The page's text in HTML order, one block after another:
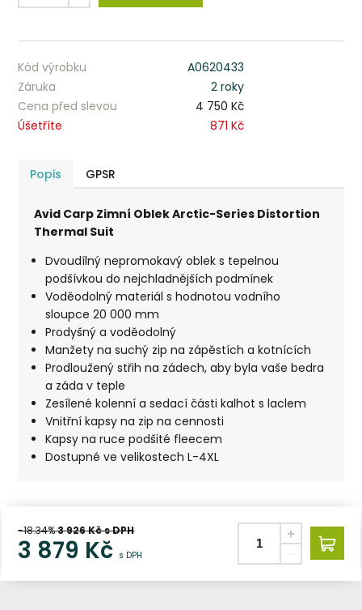
Kód výrobku
A0620433
Záruka
2 roky
Cena před slevou
4 750 Kč
Úšetříte
871 Kč
Popis GPSR
Avid Carp Zimní Oblek Arctic-Series Distortion
Thermal Suit
Dvoudílný nepromokavý oblek s tepelnou
podšívkou do nejchladnějších podmínek
Voděodolný materiál s hodnotou vodního
sloupce 20 000 mm
Prodyšný a voděodolný
Manžety na suchý zip na zápěstích a kotnících
Prodloužený střih na zádech, aby byla vaše bedra
a záda v teple
Zesílené kolenní a sedací části kalhot s laclem
Vnitřní kapsy na zip na cennosti
Kapsy na ruce podšité fleecem
Dostupné ve velikostech L-4XL
-18.34%3 926Kč s DPH
3 879 Kč s DPH